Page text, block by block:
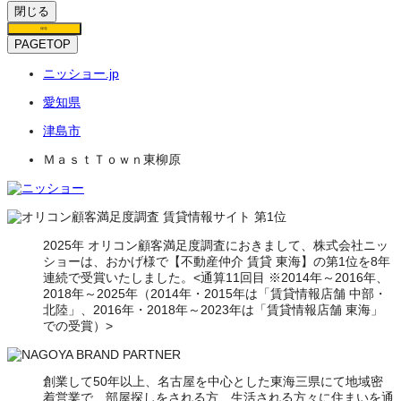
閉じる
保存
PAGETOP
ニッショー.jp
愛知県
津島市
ＭａｓｔＴｏｗｎ東柳原
2025年 オリコン顧客満足度調査におきまして、株式会社ニッ
ショーは、おかげ様で【不動産仲介 賃貸 東海】の第1位を8年
連続で受賞いたしました。<通算11回目 ※2014年～2016年、
2018年～2025年（2014年・2015年は「賃貸情報店舗 中部・
北陸」、2016年・2018年～2023年は「賃貸情報店舗 東海」
での受賞）>
創業して50年以上、名古屋を中心とした東海三県にて地域密
着営業で、部屋探しをされる方、生活される方々に住まいを通